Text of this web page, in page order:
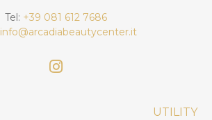
Tel: +39 081 612 7686
info@arcadiabeautycenter.it
UTILITY